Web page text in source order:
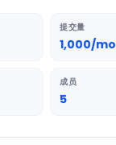
提交量
1,000/mo
成员
5